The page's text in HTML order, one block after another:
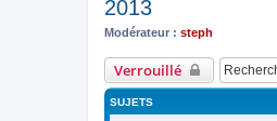
2013
Modérateur : steph
Verrouillé
SUJETS